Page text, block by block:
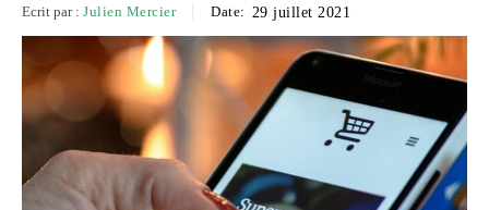
Ecrit par : Julien Mercier Date: 29 juillet 2021